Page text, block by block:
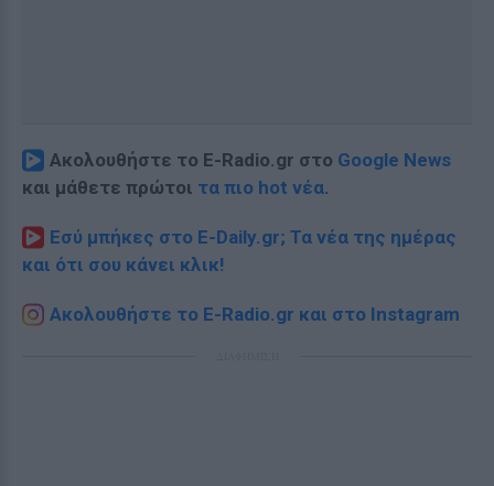
Ακολουθήστε το E-Radio.gr στο Google News
και μάθετε πρώτοι τα πιο hot νέα.
Εσύ μπήκες στο E-Daily.gr; Τα νέα της ημέρας
και ότι σου κάνει κλικ!
Ακολουθήστε το E-Radio.gr και στο Instagram